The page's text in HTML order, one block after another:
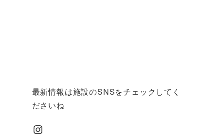
最新情報は施設のSNSをチェックしてく
ださいね
Instagram